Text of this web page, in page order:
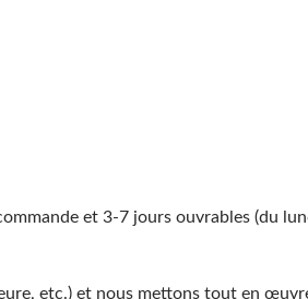
et 3-7 jours ouvrables (du
etc.) et nous mettons tout en